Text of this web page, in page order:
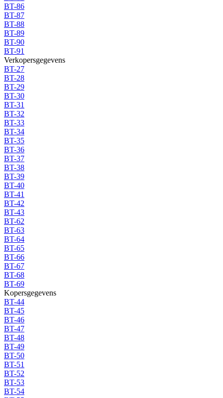
BT-86
BT-87
BT-88
BT-89
BT-90
BT-91
Verkopersgegevens
BT-27
BT-28
BT-29
BT-30
BT-31
BT-32
BT-33
BT-34
BT-35
BT-36
BT-37
BT-38
BT-39
BT-40
BT-41
BT-42
BT-43
BT-62
BT-63
BT-64
BT-65
BT-66
BT-67
BT-68
BT-69
Kopersgegevens
BT-44
BT-45
BT-46
BT-47
BT-48
BT-49
BT-50
BT-51
BT-52
BT-53
BT-54